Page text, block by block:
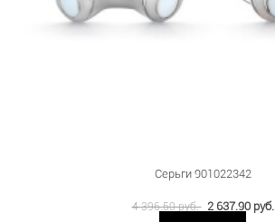
Серьги 901022342
4 396.50 руб. 2 637.90 руб.